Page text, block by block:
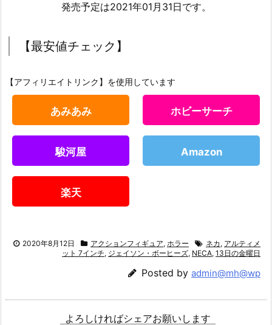
発売予定は2021年01月31日です。
【最安値チェック】
【アフィリエイトリンク】を使用しています
あみあみ ホビーサーチ
駿河屋 Amazon
楽天
2020年8月12日 アクションフィギュア, ホラー ネカ , アルティメ
ット 7インチ, ジェイソン・ボーヒーズ, NECA, 13日の金曜日
Posted by admin@mh@wp
よろしければシェアお願いします